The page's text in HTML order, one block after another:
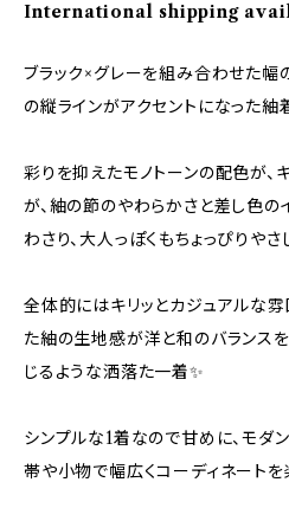
International shipping
ブラック×グレーを組み合わせた幅
の縦ラインがアクセントになった紬
彩りを抑えたモノトーンの配色が、
が、紬の節のやわらかさと差し色
わさり、大人っぽくもちょっぴり
全体的にはキリッとカジュアルな雰
た紬の生地感が洋と和のバランス
じるような洒落た一着✨
シンプルな1着なので甘めに、モダ
帯や小物で幅広くコーディネート